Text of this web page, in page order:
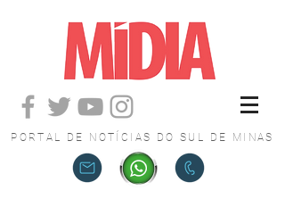
PORTAL DE NOTÍCIAS DO SUL DE MINAS